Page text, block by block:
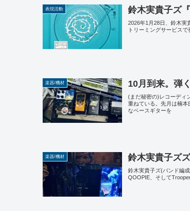
表現活動 鈴木実貴子ズ
2026年1月28日、鈴木実
トリーミングサービス
楽器/機材 10月到来。弾
(まだ秘密の)レコーディ
重ねている。先月は楠
なベースギターを
楽器/機材 鈴木実貴子ズ
鈴木実貴子ズ(バンド編
QOOPIE、そして